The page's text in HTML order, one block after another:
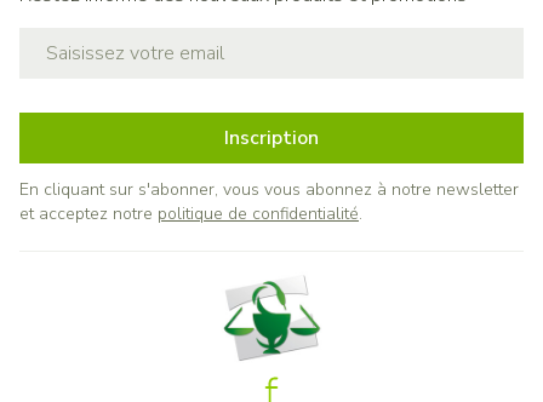
Inscription
En cliquant sur s'abonner, vous vous abonnez à notre newsletter
et acceptez notre politique de confidentialité.